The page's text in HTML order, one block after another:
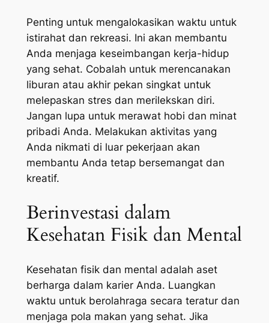
Penting untuk mengalokasikan waktu untuk
istirahat dan rekreasi. Ini akan membantu
Anda menjaga keseimbangan kerja-hidup
yang sehat. Cobalah untuk merencanakan
liburan atau akhir pekan singkat untuk
melepaskan stres dan merilekskan diri.
Jangan lupa untuk merawat hobi dan minat
pribadi Anda. Melakukan aktivitas yang
Anda nikmati di luar pekerjaan akan
membantu Anda tetap bersemangat dan
kreatif.
Berinvestasi dalam
Kesehatan Fisik dan Mental
Kesehatan fisik dan mental adalah aset
berharga dalam karier Anda. Luangkan
waktu untuk berolahraga secara teratur dan
menjaga pola makan yang sehat. Jika